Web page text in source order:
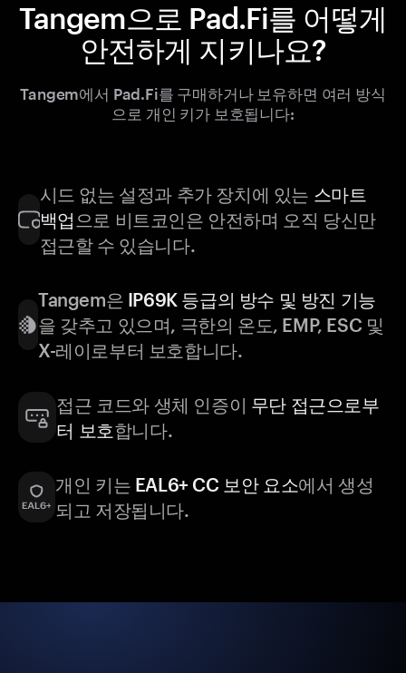
Tangem으로 Pad.Fi를 어떻게
안전하게 지키나요?
Tangem에서 Pad.Fi를 구매하거나 보유하면 여러 방식
으로 개인 키가 보호됩니다:
시드 없는 설정과 추가 장치에 있는 스마트
백업 으로 비트코인은 안전하며 오직 당신만
접근할 수 있습니다.
Tangem은 IP69K 등급의 방수 및 방진 기능
을 갖추고 있으며, 극한의 온도, EMP, ESC 및
X-레이로부터 보호합니다.
접근 코드와 생체 인증이 무단 접근으로부
터 보호합니다.
개인 키는 EAL6+ CC 보안 요소에서 생성
되고 저장됩니다.